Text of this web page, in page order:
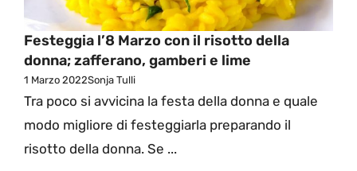
Festeggia l’8 Marzo con il risotto della
donna; zafferano, gamberi e lime
1 Marzo 2022Sonja Tulli
Tra poco si avvicina la festa della donna e quale
modo migliore di festeggiarla preparando il
risotto della donna. Se ...